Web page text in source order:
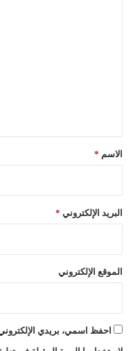
*الاسم *
البريد الإلكتروني *
الموقع الإلكتروني
احفظ اسمي، بريدي